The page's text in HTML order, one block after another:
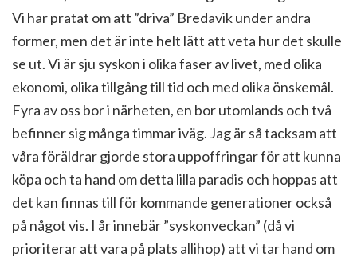
Vi har pratat om att ”driva” Bredavik under andra
former, men det är inte helt lätt att veta hur det skulle
se ut. Vi är sju syskon i olika faser av livet, med olika
ekonomi, olika tillgång till tid och med olika önskemål.
Fyra av oss bor i närheten, en bor utomlands och två
befinner sig många timmar iväg. Jag är så tacksam att
våra föräldrar gjorde stora uppoffringar för att kunna
köpa och ta hand om detta lilla paradis och hoppas att
det kan finnas till för kommande generationer också
på något vis. I år innebär ”syskonveckan” (då vi
prioriterar att vara på plats allihop) att vi tar hand om